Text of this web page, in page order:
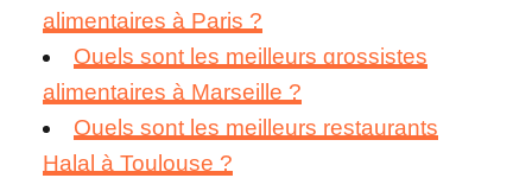
alimentaires à Paris ?
Quels sont les meilleurs grossistes
alimentaires à Marseille ?
Quels sont les meilleurs restaurants
Halal à Toulouse ?